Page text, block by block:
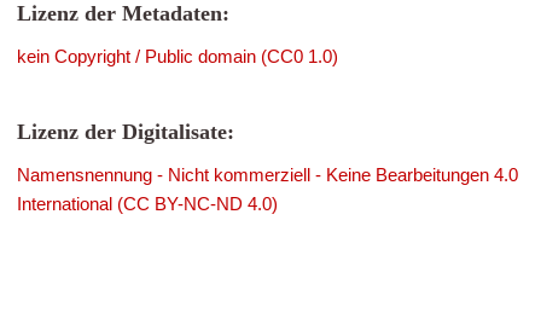
Lizenz der Metadaten:
kein Copyright / Public domain (CC0 1.0)
Lizenz der Digitalisate:
Namensnennung - Nicht kommerziell - Keine Bearbeitungen 4.0
International (CC BY-NC-ND 4.0)